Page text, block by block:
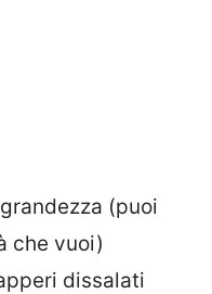
(puoi
che vuoi)
dissalati